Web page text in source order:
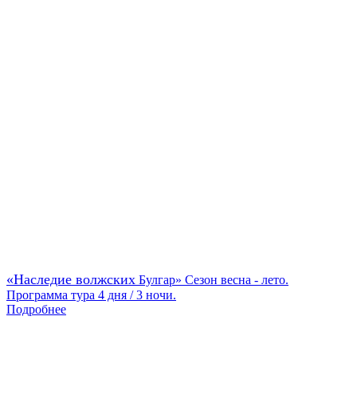
«Наследие волжских Булгар» Сезон весна - лето.
Программа тура 4 дня / 3 ночи.
Подробнее